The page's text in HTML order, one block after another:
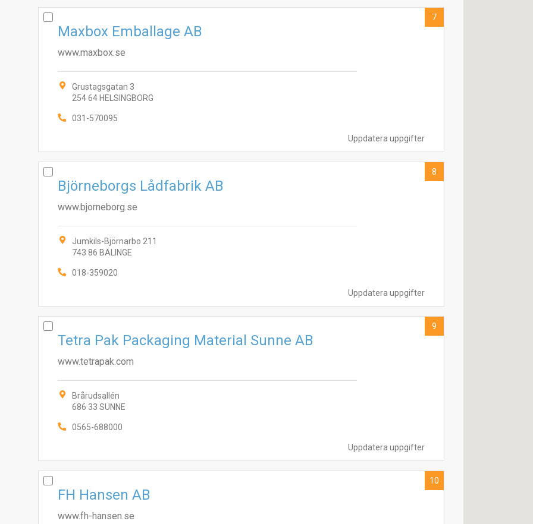
Uppdatera uppgifter
Maxbox Emballage AB
www.maxbox.se
Grustagsgatan 3
254 64 HELSINGBORG
031-570095
7
Uppdatera uppgifter
Björneborgs Lådfabrik AB
www.bjorneborg.se
Jumkils-Björnarbo 211
743 86 BÄLINGE
018-359020
8
Uppdatera uppgifter
Tetra Pak Packaging Material Sunne AB
www.tetrapak.com
Brårudsallén
686 33 SUNNE
0565-688000
9
FH Hansen AB
www.fh-hansen.se
10